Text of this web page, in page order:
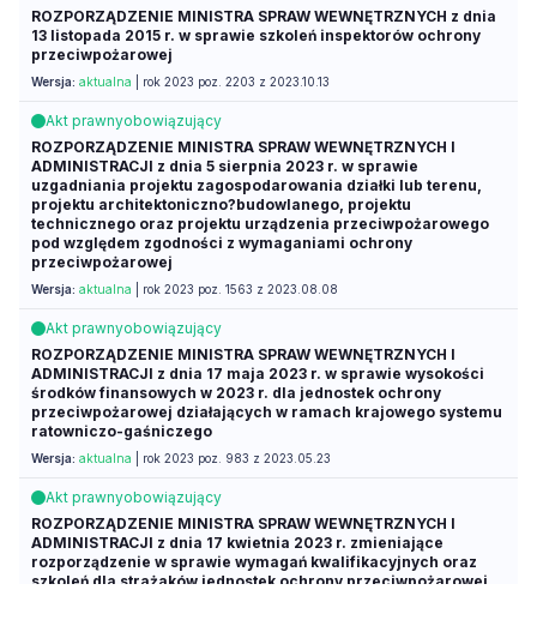
ROZPORZĄDZENIE MINISTRA SPRAW WEWNĘTRZNYCH z dnia
13 listopada 2015 r. w sprawie szkoleń inspektorów ochrony
przeciwpożarowej
Wersja: aktualna | rok 2023 poz. 2203 z 2023.10.13
Akt prawnyobowiązujący
ROZPORZĄDZENIE MINISTRA SPRAW WEWNĘTRZNYCH I
ADMINISTRACJI z dnia 5 sierpnia 2023 r. w sprawie
uzgadniania projektu zagospodarowania działki lub terenu,
projektu architektoniczno?budowlanego, projektu
technicznego oraz projektu urządzenia przeciwpożarowego
pod względem zgodności z wymaganiami ochrony
przeciwpożarowej
Wersja: aktualna | rok 2023 poz. 1563 z 2023.08.08
Akt prawnyobowiązujący
ROZPORZĄDZENIE MINISTRA SPRAW WEWNĘTRZNYCH I
ADMINISTRACJI z dnia 17 maja 2023 r. w sprawie wysokości
środków finansowych w 2023 r. dla jednostek ochrony
przeciwpożarowej działających w ramach krajowego systemu
ratowniczo-gaśniczego
Wersja: aktualna | rok 2023 poz. 983 z 2023.05.23
Akt prawnyobowiązujący
ROZPORZĄDZENIE MINISTRA SPRAW WEWNĘTRZNYCH I
ADMINISTRACJI z dnia 17 kwietnia 2023 r. zmieniające
rozporządzenie w sprawie wymagań kwalifikacyjnych oraz
szkoleń dla strażaków jednostek ochrony przeciwpożarowej